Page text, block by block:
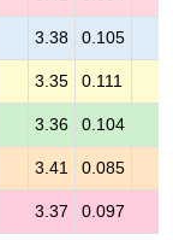
3.38 0.105
3.35 0.111
3.36 0.104
3.41 0.085
3.37 0.097